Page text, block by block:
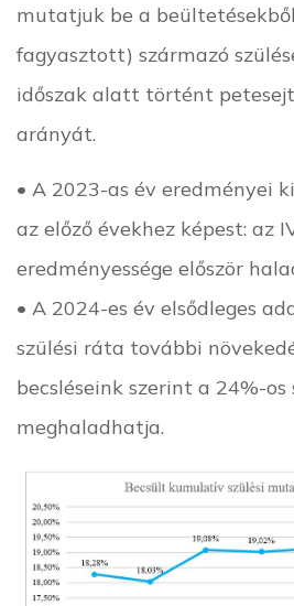
mutatjuk be a
fagyasztott) származó
időszak alatt történt
arányát.
• A 2023-as év eredményei
az előző évekhez képest: az
eredményessége először
• A 2024-es év elsődleges
szülési ráta további
becsléseink szerint a 24%-
meghaladhatja.